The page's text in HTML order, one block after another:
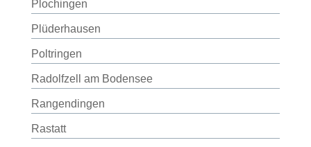
Plochingen
Plüderhausen
Poltringen
Radolfzell am Bodensee
Rangendingen
Rastatt